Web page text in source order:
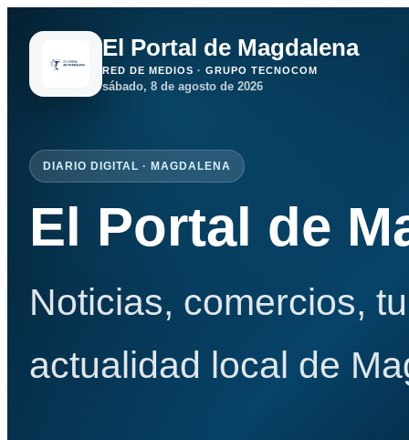
El Portal de Magdalena
RED DE MEDIOS · GRUPO TECNOCOM
sábado, 8 de agosto de 2026
DIARIO DIGITAL · MAGDALENA
El Portal de
Noticias, comercios,
actualidad local de